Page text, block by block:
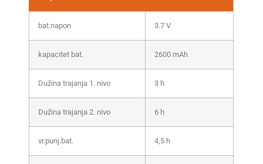
bat.napon 3.7 V
kapacitet bat. 2600 mAh
Dužina trajanja 1. nivo 3 h
Dužina trajanja 2. nivo 6 h
vr.punj.bat. 4,5 h